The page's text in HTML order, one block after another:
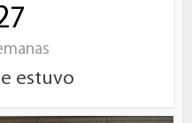
estuvo